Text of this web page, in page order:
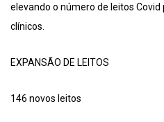
elevando o número de leitos
clínicos.
EXPANSÃO DE LEITOS
146 novos leitos